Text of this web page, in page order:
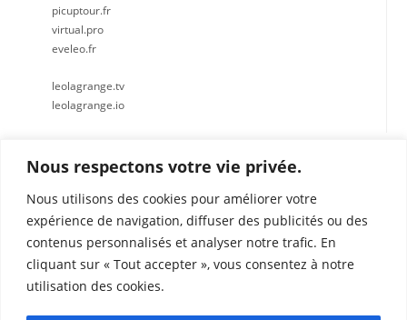
Nous respectons votre vie privée.
Nous utilisons des cookies pour améliorer votre
expérience de navigation, diffuser des publicités ou des
contenus personnalisés et analyser notre trafic. En
cliquant sur « Tout accepter », vous consentez à notre
utilisation des cookies.
picuptour.fr
virtual.pro
eveleo.fr
leolagrange.tv
leolagrange.io
Maison Pour Tous Centre Social Belle de Mai
Léo Lagrange Méditérranée
1 et 6 boulevard Boyer 13003 Marseille